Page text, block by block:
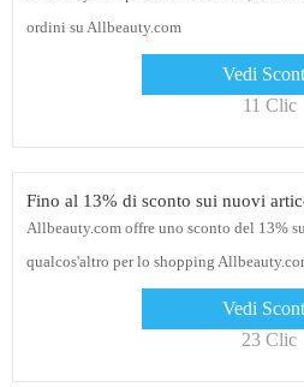
ordini su Allbeauty.com
Vedi
11 Clic
Fino al 13% di sconto sui nuovi
Allbeauty.com offre uno sconto del 13%
qualcos'altro per lo shopping
Vedi
23 Clic